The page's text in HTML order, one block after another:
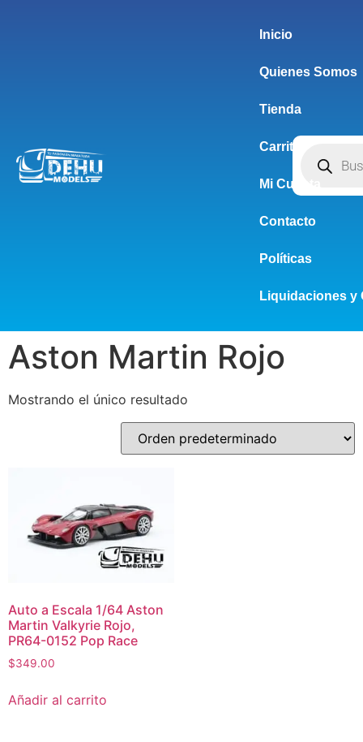
Inicio
Quienes Somos
Tienda
Carrito
Mi Cuenta
Contacto
Políticas
Liquidaciones y
Aston Martin Rojo
Mostrando el único resultado
Auto a Escala 1/64 Aston
Martin Valkyrie Rojo,
PR64-0152 Pop Race
$349.00
Añadir al carrito